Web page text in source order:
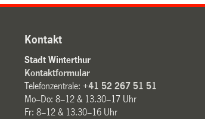
Kontakt
Stadt Winterthur
Kontaktformular
Telefonzentrale:+41 52 267 51 51
Mo–Do: 8–12 & 13.30–17 Uhr
Fr: 8–12 & 13.30–16 Uhr